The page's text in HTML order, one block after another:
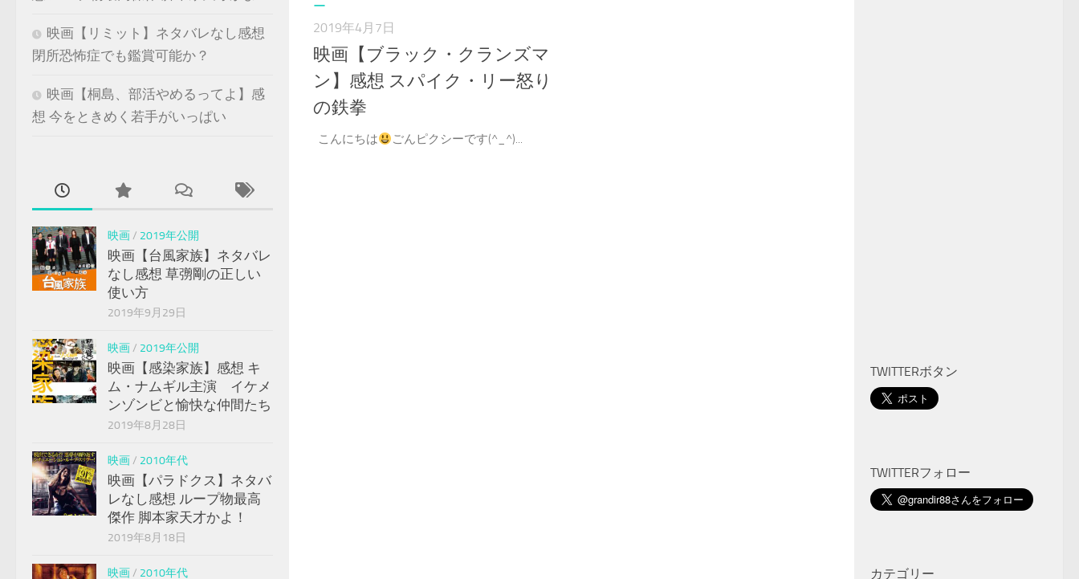
ー
2019年4月7日
映画【ブラック・クランズマ
ン】感想 スパイク・リー怒り
の鉄拳
こんにちは ごんピクシーです(^_^)...
映画【リミット】ネタバレなし感想
閉所恐怖症でも鑑賞可能か？
映画【桐島、部活やめるってよ】感
想 今をときめく若手がいっぱい
映画/ 2019年公開
映画【台風家族】ネタバレ
なし感想 草彅剛の正しい
使い方
2019年9月29日
映画/ 2019年公開
映画【感染家族】感想 キ
ム・ナムギル主演 イケメ
ンゾンビと愉快な仲間たち
2019年8月28日
映画/ 2010年代
映画【パラドクス】ネタバ
レなし感想 ループ物最高
傑作 脚本家天才かよ！
2019年8月18日
映画/ 2010年代
TWITTERボタン
TWITTERフォロー
カテゴリー